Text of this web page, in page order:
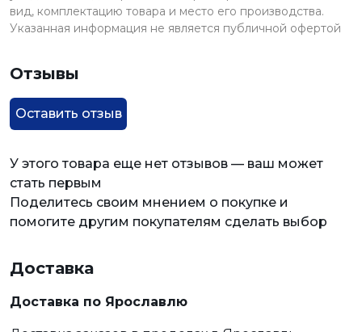
вид, комплектацию товара и место его производства.
Указанная информация не является публичной офертой
Отзывы
Оставить отзыв
У этого товара еще нет отзывов — ваш может
стать первым
Поделитесь своим мнением о покупке и
помогите другим покупателям сделать выбор
Доставка
Доставка по Ярославлю